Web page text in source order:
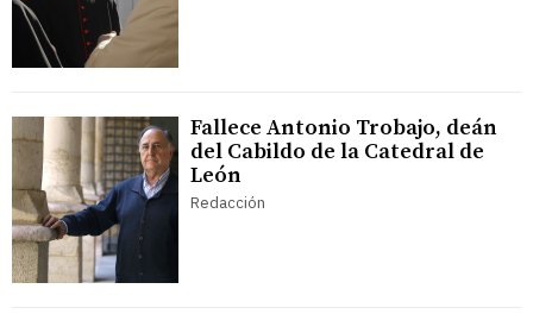
Fallece Antonio Trobajo, deán
del Cabildo de la Catedral de
León
Redacción